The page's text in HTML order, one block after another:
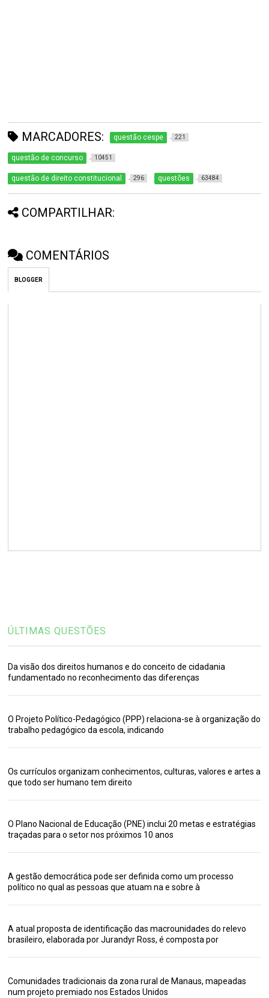
MARCADORES: questão cespe 221
questão de concurso 10451
questão de direito constitucional 296 questões 63484
COMPARTILHAR:
COMENTÁRIOS
BLOGGER
ÚLTIMAS QUESTÕES
Da visão dos direitos humanos e do conceito de cidadania
fundamentado no reconhecimento das diferenças
O Projeto Político-Pedagógico (PPP) relaciona-se à organização do
trabalho pedagógico da escola, indicando
Os currículos organizam conhecimentos, culturas, valores e artes a
que todo ser humano tem direito
O Plano Nacional de Educação (PNE) inclui 20 metas e estratégias
traçadas para o setor nos próximos 10 anos
A gestão democrática pode ser definida como um processo
político no qual as pessoas que atuam na e sobre à
A atual proposta de identificação das macrounidades do relevo
brasileiro, elaborada por Jurandyr Ross, é composta por
Comunidades tradicionais da zona rural de Manaus, mapeadas
num projeto premiado nos Estados Unidos